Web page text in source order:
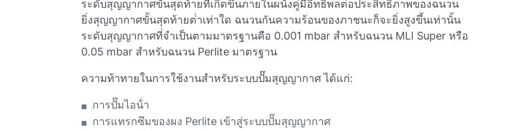
ระดับสุญญากาศขั้นสุดท้ายที่เกิดขึ้นภายในผนังคู่มีอิทธิพลต่อประสิทธิภาพของฉนวน
ยิ่งสุญญากาศขั้นสุดท้ายต่ําเท่าใด ฉนวนกันความร้อนของภาชนะก็จะยิ่งสูงขึ้นเท่านั้น
ระดับสุญญากาศที่จําเป็นตามมาตรฐานคือ 0.001 mbar สําหรับฉนวน MLI Super หรือ
0.05 mbar สําหรับฉนวน Perlite มาตรฐาน
ความท้าทายในการใช้งานสําหรับระบบปั๊มสุญญากาศ ได้แก่:
การปั๊มไอน้ํา
การแทรกซึมของผง Perlite เข้าสู่ระบบปั๊มสุญญากาศ